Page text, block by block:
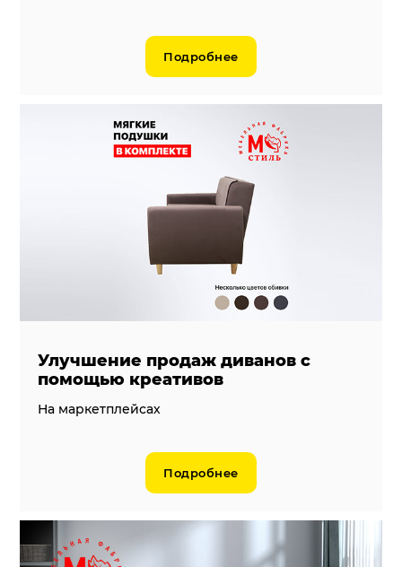
Подробнее
Улучшение продаж диванов с
помощью креативов
На маркетплейсах
Подробнее